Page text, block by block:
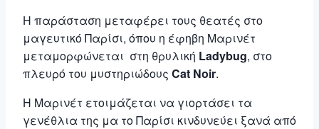
Η παράσταση μεταφέρει τους θεατές στο
μαγευτικό Παρίσι, όπου η έφηβη Μαρινέτ
μεταμορφώνεται στη θρυλική Ladybug, στο
πλευρό του μυστηριώδους Cat Noir.
Η Μαρινέτ ετοιμάζεται να γιορτάσει τα
γενέθλια της μα το Παρίσι κινδυνεύει ξανά από